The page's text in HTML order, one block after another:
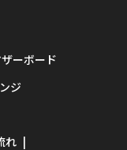
ーボード
ジ
れ